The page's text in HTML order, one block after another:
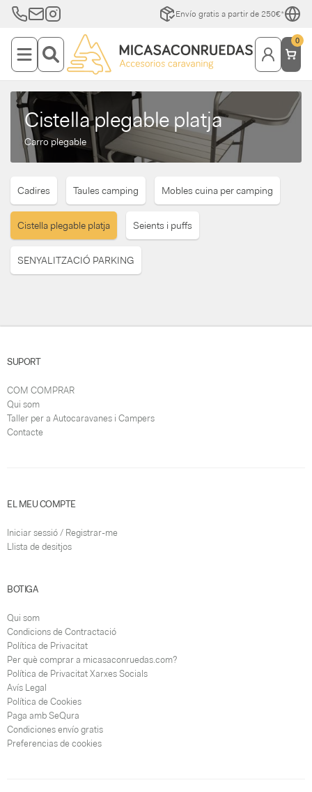
Envío gratis a partir de 250€*
0
Cistella plegable platja
Carro plegable
Cadires Taules camping Mobles cuina per camping
Cistella plegable platja Seients i puffs
SENYALITZACIÓ PARKING
SUPORT
COM COMPRAR
Qui som
Taller per a Autocaravanes i Campers
Contacte
EL MEU COMPTE
Iniciar sessió / Registrar-me
Llista de desitjos
BOTIGA
Qui som
Condicions de Contractació
Política de Privacitat
Per què comprar a micasaconruedas.com?
Política de Privacitat Xarxes Socials
Avís Legal
Política de Cookies
Paga amb SeQura
Condiciones envío gratis
Preferencias de cookies